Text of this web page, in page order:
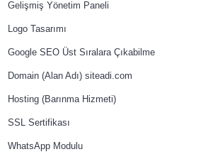
Gelişmiş Yönetim Paneli
Logo Tasarımı
Google SEO Üst Sıralara Çıkabilme
Domain (Alan Adı) siteadi.com
Hosting (Barınma Hizmeti)
SSL Sertifikası
WhatsApp Modulu